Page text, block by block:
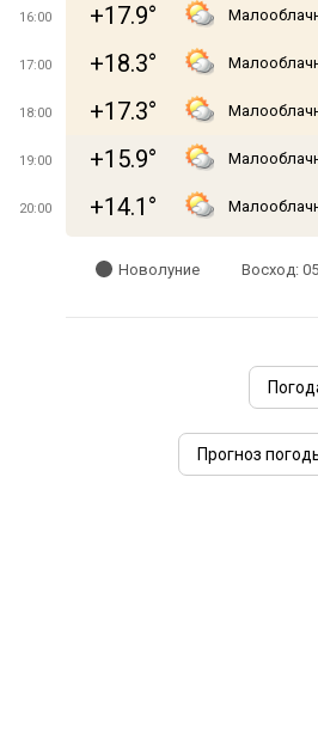
16:00 +17.9°
17:00 +18.3°
18:00 +17.3°
19:00 +15.9°
20:00 +14.1°
Новолуние Восход:
Прогноз